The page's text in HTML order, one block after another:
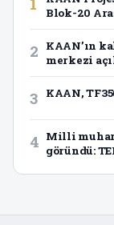
Blok-20
2
KAAN’ın
merkezi
3 KAAN,
4 Milli
göründü: